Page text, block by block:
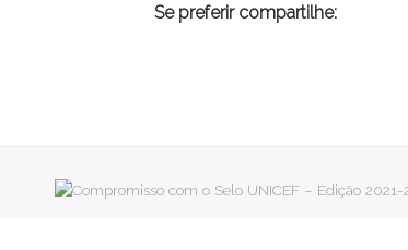
Se preferir compartilhe: